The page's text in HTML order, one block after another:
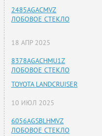
2485AGACMVZ
ЛОБОВОЕ СТЕКЛО
18 АПР 2025
8378AGACHMU1Z
ЛОБОВОЕ СТЕКЛО
TOYOTA LANDCRUISER
10 ИЮЛ 2025
6056AGSBLHMVZ
ЛОБОВОЕ СТЕКЛО